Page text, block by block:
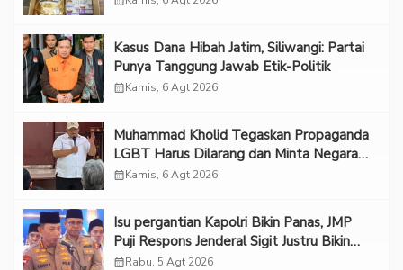
Kasus Dana Hibah Jatim, Siliwangi: Partai
Punya Tanggung Jawab Etik-Politik
calendar_monthKamis, 6 Agt 2026
Muhammad Kholid Tegaskan Propaganda
LGBT Harus Dilarang dan Minta Negara
Melindungi Korban
calendar_monthKamis, 6 Agt 2026
Isu pergantian Kapolri Bikin Panas, JMP
Puji Respons Jenderal Sigit Justru Bikin
“Adem”
calendar_monthRabu, 5 Agt 2026